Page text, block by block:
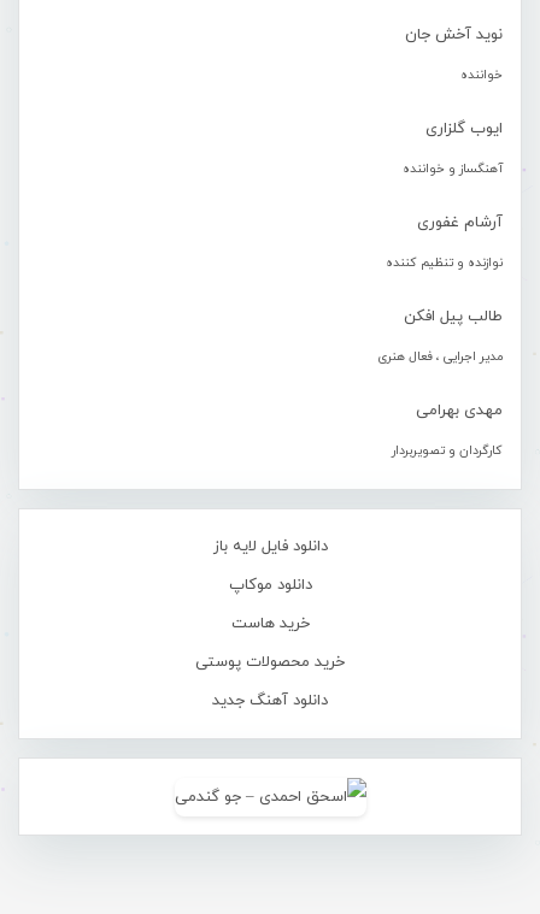
نوید آخش جان
خواننده
ایوب گلزاری
آهنگساز و خواننده
آرشام غفوری
نوازنده و تنظیم کننده
طالب پیل افکن
مدیر اجرایی ، فعال هنری
مهدی بهرامی
کارگردان و تصویربردار
دانلود فایل لایه باز
دانلود موکاپ
خرید هاست
خرید محصولات پوستی
دانلود آهنگ جدید